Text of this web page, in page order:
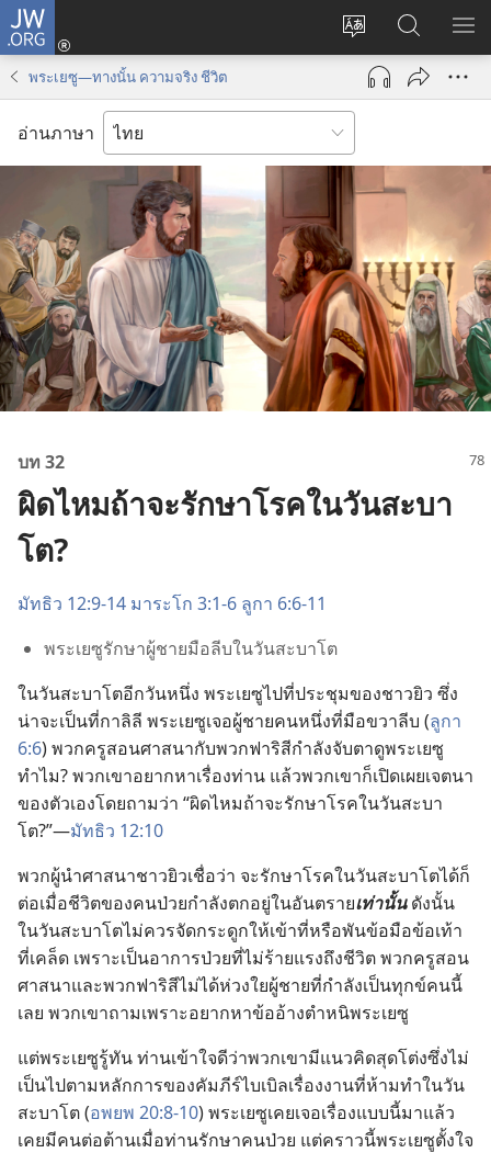
JW.ORG
เปลี่ยน
ภาษา
เข้า
(เปิด
ใหม่)
ค้นหา
ใน
JW.ORG
แส
พระเยซู—ทางนั้น ความจริง ชีวิต
อ่านภาษา
บท 32
ผิดไหมถ้าจะรักษาโรคในวันสะบา
โต?
มัทธิว 12:9-14 มาระโก 3:1-6 ลูกา 6:6-11
พระ​เยซู​รักษา​ผู้​ชาย​มือ​ลีบ​ใน​วัน​สะบาโต
ใน​วัน​สะบาโต​อีก​วัน​หนึ่ง พระ​เยซู​ไป​ที่​ประชุม​ของ​ชาว​ยิว ซึ่ง​
น่า​จะ​เป็น​ที่​กาลิลี พระ​เยซู​เจอ​ผู้​ชาย​คน​หนึ่ง​ที่​มือ​ขวา​ลีบ (ลูกา
6:6) พวก​ครู​สอน​ศาสนา​กับ​พวก​ฟาริสี​กำลัง​จับตา​ดู​พระ​เยซู
ทำไม? พวก​เขา​อยาก​หา​เรื่อง​ท่าน แล้ว​พวก​เขา​ก็​เปิด​เผย​เจตนา​
ของ​ตัว​เอง​โดย​ถาม​ว่า “ผิด​ไหม​ถ้า​จะ​รักษา​โรค​ใน​วัน​สะบา
โต?”—มัทธิว 12:10
พวก​ผู้​นำ​ศาสนา​ชาว​ยิว​เชื่อ​ว่า จะ​รักษา​โรค​ใน​วัน​สะบาโต​ได้​ก็​
ต่อ​เมื่อ​ชีวิต​ของ​คน​ป่วย​กำลัง​ตก​อยู่​ใน​อันตราย​เท่า​นั้นดัง​นั้น
ใน​วัน​สะบาโต​ไม่​ควร​จัด​กระดูก​ให้​เข้า​ที่​หรือ​พัน​ข้อ​มือ​ข้อ​เท้า​
ที่​เคล็ด เพราะ​เป็น​อาการ​ป่วย​ที่​ไม่​ร้ายแรง​ถึง​ชีวิต พวก​ครู​สอน​
ศาสนา​และ​พวก​ฟาริสี​ไม่​ได้​ห่วงใย​ผู้​ชาย​ที่​กำลัง​เป็น​ทุกข์​คน​นี้​
เลย พวก​เขา​ถาม​เพราะ​อยาก​หา​ข้อ​อ้าง​ตำหนิ​พระ​เยซู
แต่​พระ​เยซู​รู้​ทัน ท่าน​เข้าใจ​ดี​ว่า​พวก​เขา​มี​แนว​คิด​สุด​โต่ง​ซึ่ง​ไม่​
เป็น​ไป​ตาม​หลักการ​ของ​คัมภีร์​ไบเบิล​เรื่อง​งาน​ที่​ห้าม​ทำ​ใน​วัน​
สะบาโต (อพยพ 20:8-10) พระ​เยซู​เคย​เจอ​เรื่อง​แบบ​นี้​มา​แล้ว
เคย​มี​คน​ต่อ​ต้าน​เมื่อ​ท่าน​รักษา​คน​ป่วย แต่​คราว​นี้​พระ​เยซู​ตั้งใจ​